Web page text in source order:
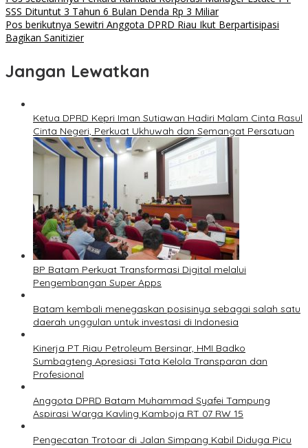
SSS Dituntut 3 Tahun 6 Bulan Denda Rp 3 Miliar
Pos berikutnya Sewitri Anggota DPRD Riau Ikut Berpartisipasi
Bagikan Sanitizier
Jangan Lewatkan
Ketua DPRD Kepri Iman Sutiawan Hadiri Malam Cinta Rasul
Cinta Negeri, Perkuat Ukhuwah dan Semangat Persatuan
BP Batam Perkuat Transformasi Digital melalui
Pengembangan Super Apps
Batam kembali menegaskan posisinya sebagai salah satu
daerah unggulan untuk investasi di Indonesia
Kinerja PT Riau Petroleum Bersinar, HMI Badko
Sumbagteng Apresiasi Tata Kelola Transparan dan
Profesional
Anggota DPRD Batam Muhammad Syafei Tampung
Aspirasi Warga Kavling Kamboja RT 07 RW 15
Pengecatan Trotoar di Jalan Simpang Kabil Diduga Picu